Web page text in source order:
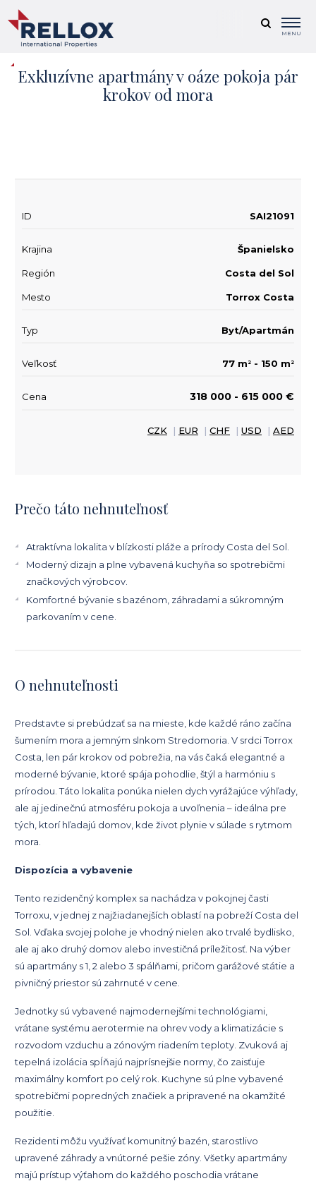
MENU
Exkluzívne apartmány v oáze pokoja pár
krokov od mora
+ 10
Prečo táto nehnuteľnosť
Atraktívna lokalita v blízkosti pláže a prírody Costa del Sol.
Moderný dizajn a plne vybavená kuchyňa so spotrebičmi
značkových výrobcov.
Komfortné bývanie s bazénom, záhradami a súkromným
parkovaním v cene.
O nehnuteľnosti
Predstavte si prebúdzať sa na mieste, kde každé ráno začína
šumením mora a jemným slnkom Stredomoria. V srdci Torrox
Costa, len pár krokov od pobrežia, na vás čaká elegantné a
moderné bývanie, ktoré spája pohodlie, štýl a harmóniu s
prírodou. Táto lokalita ponúka nielen dych vyrážajúce výhľady,
ale aj jedinečnú atmosféru pokoja a uvoľnenia – ideálna pre
tých, ktorí hľadajú domov, kde život plynie v súlade s rytmom
mora.
Dispozícia a vybavenie
Tento rezidenčný komplex sa nachádza v pokojnej časti
Torroxu, v jednej z najžiadanejších oblastí na pobreží Costa del
Sol. Vďaka svojej polohe je vhodný nielen ako trvalé bydlisko,
ale aj ako druhý domov alebo investičná príležitosť. Na výber
sú apartmány s 1, 2 alebo 3 spálňami, pričom garážové státie a
pivničný priestor sú zahrnuté v cene.
Jednotky sú vybavené najmodernejšími technológiami,
vrátane systému aerotermie na ohrev vody a klimatizácie s
rozvodom vzduchu a zónovým riadením teploty. Zvuková aj
tepelná izolácia spĺňajú najprísnejšie normy, čo zaisťuje
maximálny komfort po celý rok. Kuchyne sú plne vybavené
spotrebičmi popredných značiek a pripravené na okamžité
použitie.
Rezidenti môžu využívať komunitný bazén, starostlivo
upravené záhrady a vnútorné pešie zóny. Všetky apartmány
majú prístup výťahom do každého poschodia vrátane
ID SAI21091
Krajina Španielsko
Región Costa del Sol
Mesto Torrox Costa
Typ Byt/Apartmán
Veľkosť 77 m 2 - 150 m 2
Cena 318 000 - 615 000 €
CZK | EUR | CHF | USD | AED